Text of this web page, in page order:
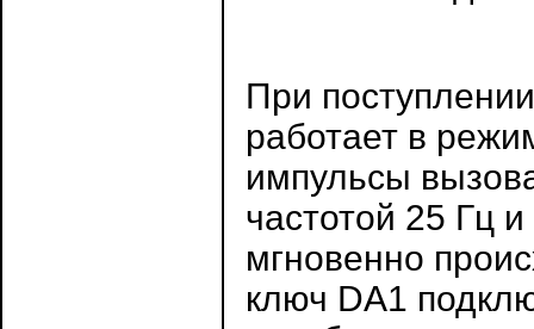
При
работает в
импульсы
частотой 25 Гц
мгновенно
ключ DA1